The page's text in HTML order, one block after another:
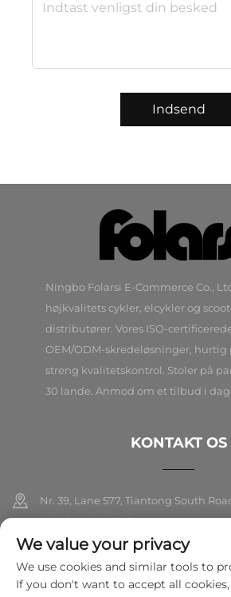
Indsend
Ningbo Folarsi E-Commerce Co.,
højkvalitets cykler, elcykler og
distributører. Vores ISO-
OEM/ODM-skredeløsninger,
streng kvalitetskontrol. Stoler på
30 lande. Anmod om et tilbud i dag.
KONTAKT OS
Nr. 39, Lane 577, Tiantong South
Ningbo City, Zhejiang
+86-18989326021
[email protected]
We value your privacy
We use cookies and similar tools to
If you don't want to accept all